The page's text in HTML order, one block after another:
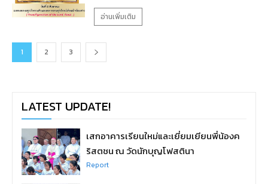
อ่านเพิ่มเติม
1 2 3
LATEST UPDATE!
เสกอาคารเรียนใหม่และเยี่ยมเยียนพี่น้องค
ริสตชน ณ วัดนักบุญโฟสตินา
Report